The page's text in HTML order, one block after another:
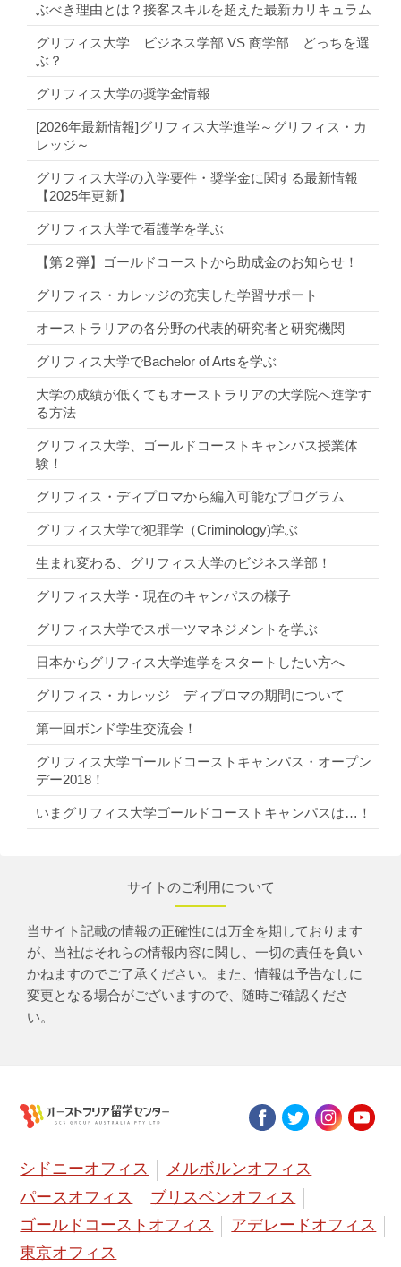
ぶべき理由とは？接客スキルを超えた最新カリキュラム
グリフィス大学 ビジネス学部 VS 商学部 どっちを選
ぶ？
グリフィス大学の奨学金情報
[2026年最新情報]グリフィス大学進学～グリフィス・カ
レッジ～
グリフィス大学の入学要件・奨学金に関する最新情報
【2025年更新】
グリフィス大学で看護学を学ぶ
【第２弾】ゴールドコーストから助成金のお知らせ！
グリフィス・カレッジの充実した学習サポート
オーストラリアの各分野の代表的研究者と研究機関
グリフィス大学でBachelor of Artsを学ぶ
大学の成績が低くてもオーストラリアの大学院へ進学す
る方法
グリフィス大学、ゴールドコーストキャンパス授業体
験！
グリフィス・ディプロマから編入可能なプログラム
グリフィス大学で犯罪学（Criminology)学ぶ
生まれ変わる、グリフィス大学のビジネス学部！
グリフィス大学・現在のキャンパスの様子
グリフィス大学でスポーツマネジメントを学ぶ
日本からグリフィス大学進学をスタートしたい方へ
グリフィス・カレッジ ディプロマの期間について
第一回ボンド学生交流会！
グリフィス大学ゴールドコーストキャンパス・オープン
デー2018！
いまグリフィス大学ゴールドコーストキャンパスは…！
サイトのご利用について
当サイト記載の情報の正確性には万全を期しております
が、当社はそれらの情報内容に関し、一切の責任を負い
かねますのでご了承ください。また、情報は予告なしに
変更となる場合がございますので、随時ご確認くださ
い。
シドニーオフィス
メルボルンオフィス
パースオフィス
ブリスベンオフィス
ゴールドコーストオフィス
アデレードオフィス
東京オフィス